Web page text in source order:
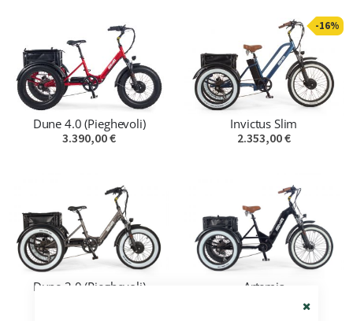
Dune 4.0 (Pieghevoli)
3.390,00 €
-16%
Invictus Slim
2.353,00 €
Dune 3.0 (Pieghevoli)
Artemis